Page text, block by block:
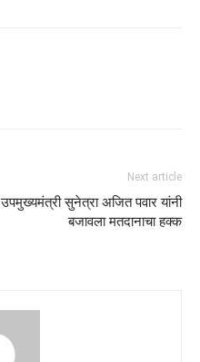
Next article
उपमुख्यमंत्री सुनेत्रा अजित पवार यांनी
बजावला मतदानाचा हक्क